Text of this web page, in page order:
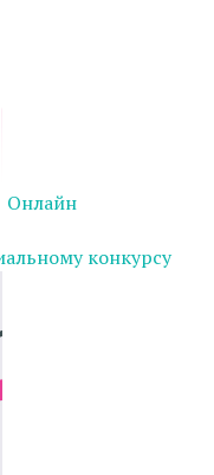
Онлайн
конкурсу